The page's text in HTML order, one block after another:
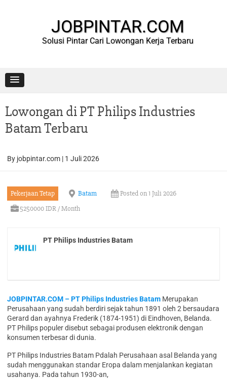
JOBPINTAR.COM
Solusi Pintar Cari Lowongan Kerja Terbaru
Lowongan di PT Philips Industries
Batam Terbaru
By jobpintar.com | 1 Juli 2026
Pekerjaan Tetap Batam
Posted on 1 Juli 2026
5250000 IDR / Month
PT Philips Industries Batam
JOBPINTAR.COM – PT Philips Industries Batam Merupakan
Perusahaan yang sudah berdiri sejak tahun 1891 oleh 2 bersaudara
Gerard dan ayahnya Frederik (1874-1951) di Eindhoven, Belanda.
PT Philips populer disebut sebagai produsen elektronik dengan
konsumen terbesar di dunia.
PT Philips Industries Batam Pdalah Perusahaan asal Belanda yang
sudah menggunakan standar Eropa dalam menjalankan kegiatan
usahanya. Pada tahun 1930-an,